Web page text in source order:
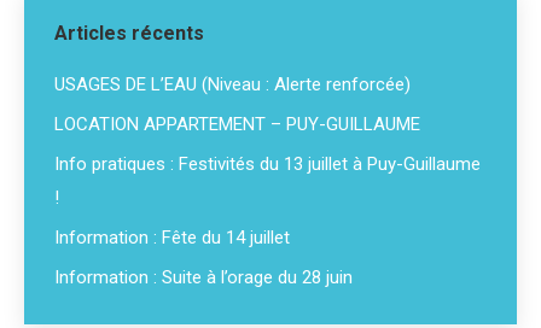
Articles récents
USAGES DE L’EAU (Niveau : Alerte renforcée)
LOCATION APPARTEMENT – PUY-GUILLAUME
Info pratiques : Festivités du 13 juillet à Puy-Guillaume
!
Information : Fête du 14 juillet
Information : Suite à l’orage du 28 juin